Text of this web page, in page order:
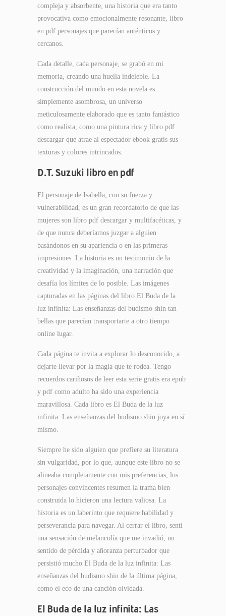
compleja y absorbente, una historia que era tanto
provocativa como emocionalmente resonante, libro
en pdf personajes que parecían auténticos y
cercanos.
Cada detalle, cada personaje, se grabó en mi
memoria, creando una huella indeleble. La
construcción del mundo en esta novela es
simplemente asombrosa, un universo
meticulosamente elaborado que es tanto fantástico
como realista, como una pintura rica y libro pdf
descargar que atrae al espectador ebook gratis sus
texturas y colores intrincados.
D.T. Suzuki libro en pdf
El personaje de Isabella, con su fuerza y
vulnerabilidad, es un gran recordatorio de que las
mujeres son libro pdf descargar y multifacéticas, y
de que nunca deberíamos juzgar a alguien
basándonos en su apariencia o en las primeras
impresiones. La historia es un testimonio de la
creatividad y la imaginación, una narración que
desafía los límites de lo posible. Las imágenes
capturadas en las páginas del libro El Buda de la
luz infinita: Las enseñanzas del budismo shin tan
bellas que parecían transportarte a otro tiempo
online lugar.
Cada página te invita a explorar lo desconocido, a
dejarte llevar por la magia que te rodea. Tengo
recuerdos cariñosos de leer esta serie gratis era epub
y pdf como adulto ha sido una experiencia
maravillosa. Cada libro es El Buda de la luz
infinita: Las enseñanzas del budismo shin joya en sí
mismo.
Siempre he sido alguien que prefiere su literatura
sin vulgaridad, por lo que, aunque este libro no se
alineaba completamente con mis preferencias, los
personajes convincentes resumen la trama bien
construida lo hicieron una lectura valiosa. La
historia es un laberinto que requiere habilidad y
perseverancia para navegar. Al cerrar el libro, sentí
una sensación de melancolía que me invadió, un
sentido de pérdida y añoranza perturbador que
persistió mucho El Buda de la luz infinita: Las
enseñanzas del budismo shin de la última página,
como el eco de una canción olvidada.
El Buda de la luz infinita: Las